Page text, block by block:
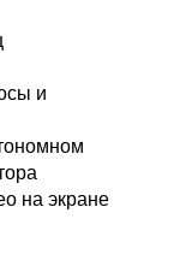
и
на экране